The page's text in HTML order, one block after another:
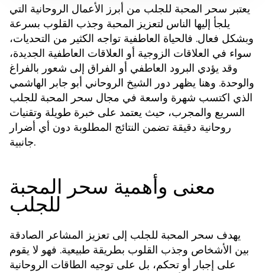
يعتبر سحر المحبة للجلب من أبرز الأعمال الروحانية التي
يلجأ إليها الناس لتعزيز المحبة وجذب القلوب بسرعة
وبشكل فعال. فالحياة العاطفية تواجه الكثير من التحديات،
سواء في العلاقات الزوجية أو العلاقات العاطفية الجديدة،
وقد يؤدي البرود العاطفي أو الفراق إلى شعور بالفراغ
والوحدة. وهنا يظهر دور الشيخ الروحاني أبو جابر الهاشمي
الذي اكتسب شهرة واسعة في مجال سحر المحبة للجلب
السريع والمجرب، حيث يعتمد على خبرة طويلة وتقنيات
روحانية دقيقة تضمن النتائج المطلوبة دون أي أضرار
جانبية.
معنى وأهمية سحر المحبة
للجلب
يهدف سحر المحبة للجلب إلى تعزيز المشاعر الصادقة
بين الأشخاص وجذب القلوب بطريقة طبيعية. فهو لا يقوم
على إجبار أو تحكم، بل على توجيه الطاقات الروحانية